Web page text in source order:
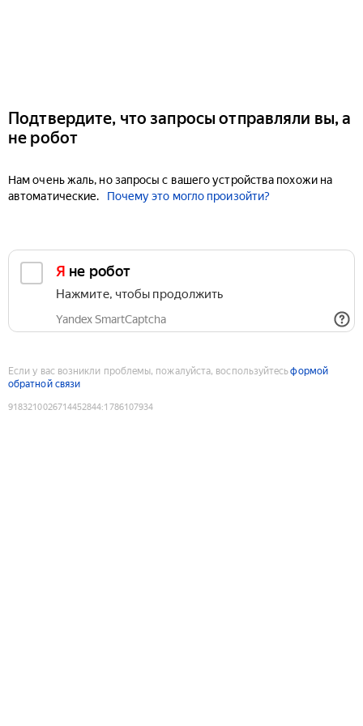
Подтвердите, что запросы отправляли вы, а
не робот
Нам очень жаль, но запросы с вашего устройства похожи на
автоматические.
Почему это могло произойти?
Я не робот
Нажмите, чтобы продолжить
Yandex SmartCaptcha
Если у вас возникли проблемы, пожалуйста, воспользуйтесьформой
обратной связи
9183210026714452844:1786107934